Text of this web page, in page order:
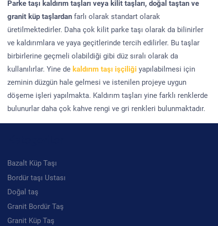
Parke taşı kaldırım taşları veya kilit taşları, doğal taştan ve
granit küp taşlardan farlı olarak standart olarak
üretilmektedirler. Daha çok kilit parke taşı olarak da bilinirler
ve kaldırımlara ve yaya geçitlerinde tercih edilirler. Bu taşlar
birbirlerine geçmeli olabildiği gibi düz sıralı olarak da
kullanılırlar. Yine de kaldırım taşı işçiliği yapılabilmesi için
zeminin düzgün hale gelmesi ve istenilen projeye uygun
döşeme işleri yapılmakta. Kaldırım taşları yine farklı renklerde
bulunurlar daha çok kahve rengi ve gri renkleri bulunmaktadır.
Bazalt Küp Taşı
Bordür taşı Ustası
Doğal taş
Granit Bordür Taş
Granit Küp Taş